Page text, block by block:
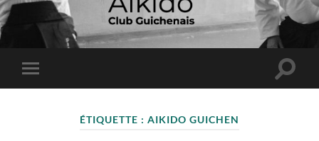
ÉTIQUETTE : AIKIDO GUICHEN